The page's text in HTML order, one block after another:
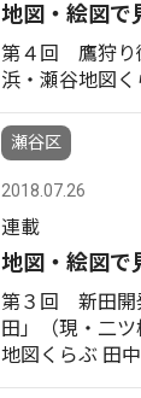
地図・絵図で
第４回 鷹狩り
浜・瀬谷地図
瀬谷区
2018.07.26
連載
地図・絵図で
第３回 新田開
田」（現・二
地図くらぶ 田